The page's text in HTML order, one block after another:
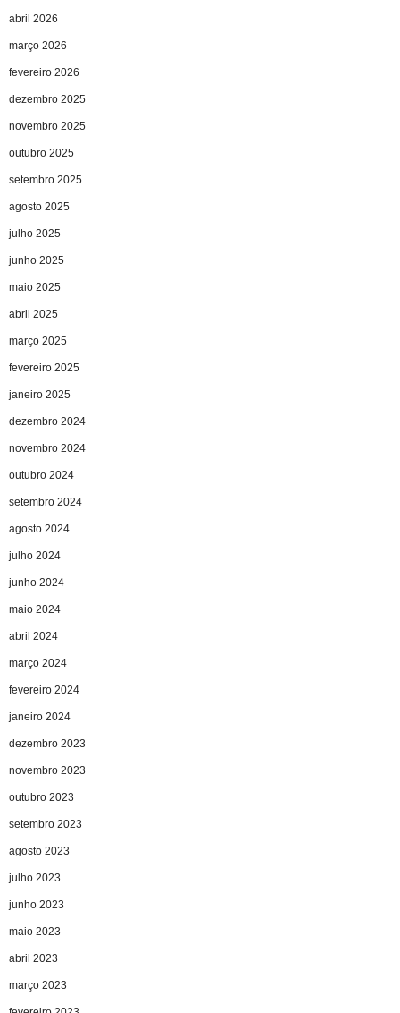
abril 2026
março 2026
fevereiro 2026
dezembro 2025
novembro 2025
outubro 2025
setembro 2025
agosto 2025
julho 2025
junho 2025
maio 2025
abril 2025
março 2025
fevereiro 2025
janeiro 2025
dezembro 2024
novembro 2024
outubro 2024
setembro 2024
agosto 2024
julho 2024
junho 2024
maio 2024
abril 2024
março 2024
fevereiro 2024
janeiro 2024
dezembro 2023
novembro 2023
outubro 2023
setembro 2023
agosto 2023
julho 2023
junho 2023
maio 2023
abril 2023
março 2023